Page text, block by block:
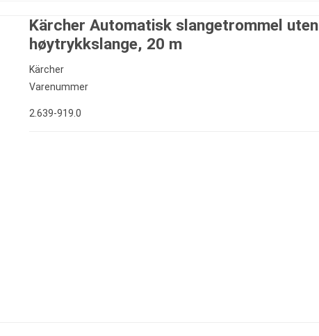
Kärcher Automatisk slangetrommel uten
høytrykkslange, 20 m
Kärcher
Varenummer
2.639-919.0